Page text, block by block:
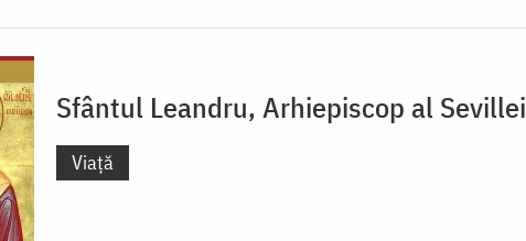
Sfântul Leandru, Arhiepiscop al Sevillei
Viață